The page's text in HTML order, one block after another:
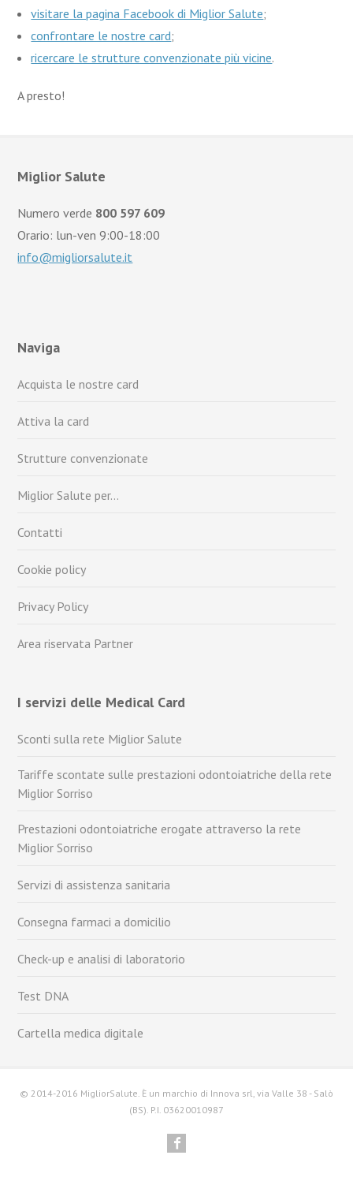
visitare la pagina Facebook di Miglior Salute;
confrontare le nostre card;
ricercare le strutture convenzionate più vicine.
A presto!
Miglior Salute
Numero verde 800 597 609
Orario: lun-ven 9:00-18:00
info@migliorsalute.it
Naviga
Acquista le nostre card
Attiva la card
Strutture convenzionate
Miglior Salute per…
Contatti
Cookie policy
Privacy Policy
Area riservata Partner
I servizi delle Medical Card
Sconti sulla rete Miglior Salute
Tariffe scontate sulle prestazioni odontoiatriche della rete
Miglior Sorriso
Prestazioni odontoiatriche erogate attraverso la rete
Miglior Sorriso
Servizi di assistenza sanitaria
Consegna farmaci a domicilio
Check-up e analisi di laboratorio
Test DNA
Cartella medica digitale
© 2014-2016 MigliorSalute. È un marchio di Innova srl, via Valle 38 - Salò
(BS). P.I. 03620010987